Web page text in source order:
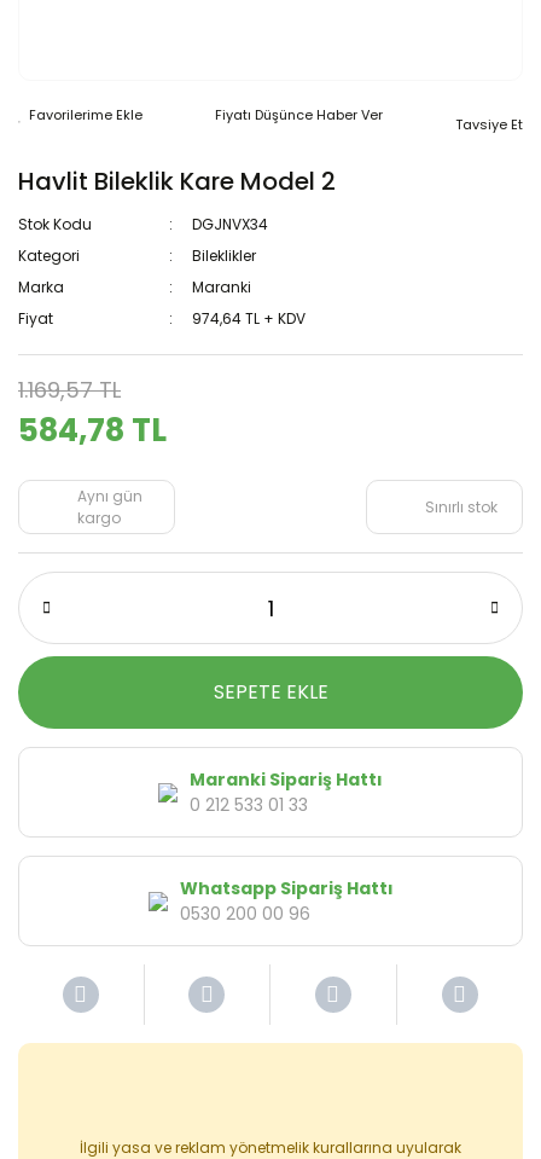
Fiyatı Düşünce Haber Ver Tavsiye Et
Havlit Bileklik Kare Model 2
Stok Kodu
DGJNVX34
Kategori
Bileklikler
Marka
Maranki
Fiyat
974,64 TL + KDV
1.169,57 TL
584,78 TL
Aynı gün
kargo
Sınırlı stok
SEPETE EKLE
Maranki Sipariş Hattı
0 212 533 01 33
Whatsapp Sipariş Hattı
0530 200 00 96
İlgili yasa ve reklam yönetmelik kurallarına uyularak